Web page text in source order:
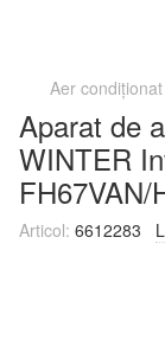
Aer
Aparat de
WINTER
FH67VAN/
Articol: 6612283